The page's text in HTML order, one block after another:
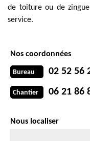
de toiture ou de
service.
Nos coordonnées
Bureau 02 52 56
Chantier 06 21 86
Nous localiser